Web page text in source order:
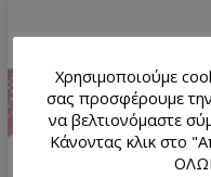
Χρησιμοποιούμε
σας προσφέρουμε την
να βελτιονόμαστε
Κάνοντας κλικ στο